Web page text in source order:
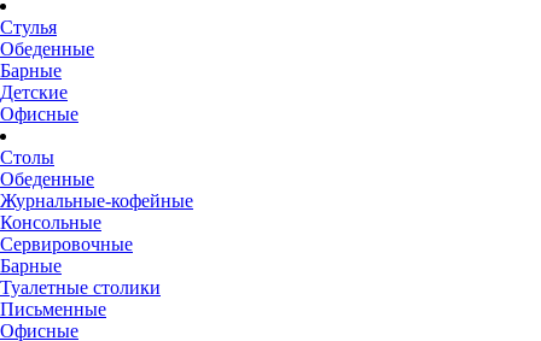
Стулья
Обеденные
Барные
Детские
Офисные
Столы
Обеденные
Журнальные-кофейные
Консольные
Сервировочные
Барные
Туалетные столики
Письменные
Офисные